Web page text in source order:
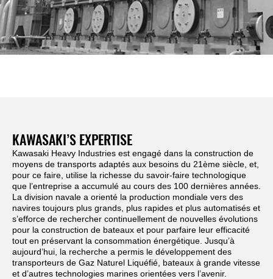
KAWASAKI’S EXPERTISE
Kawasaki Heavy Industries est engagé dans la construction de
moyens de transports adaptés aux besoins du 21ème siècle, et,
pour ce faire, utilise la richesse du savoir-faire technologique
que l’entreprise a accumulé au cours des 100 dernières années.
La division navale a orienté la production mondiale vers des
navires toujours plus grands, plus rapides et plus automatisés et
s’efforce de rechercher continuellement de nouvelles évolutions
pour la construction de bateaux et pour parfaire leur efficacité
tout en préservant la consommation énergétique. Jusqu’à
aujourd’hui, la recherche a permis le développement des
transporteurs de Gaz Naturel Liquéfié, bateaux à grande vitesse
et d’autres technologies marines orientées vers l’avenir.